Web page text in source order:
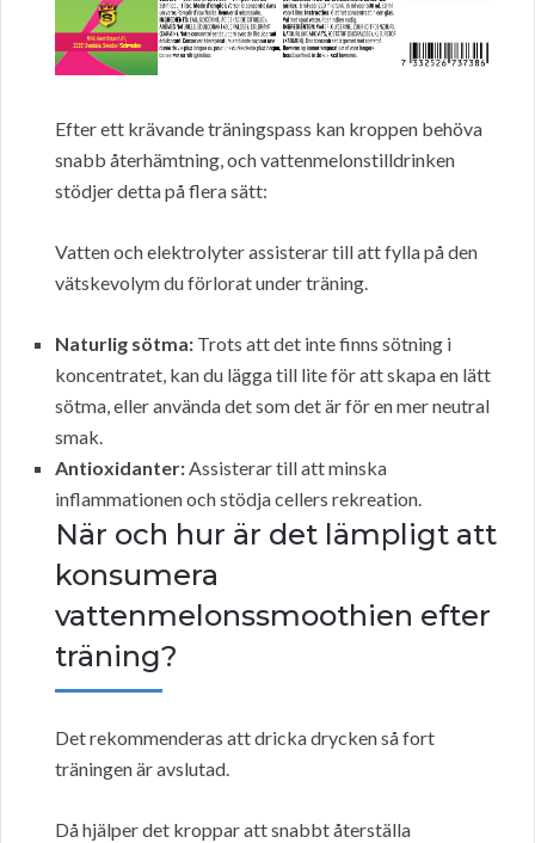
Efter ett krävande träningspass kan kroppen behöva
snabb återhämtning, och vattenmelonstilldrinken
stödjer detta på flera sätt:
Vatten och elektrolyter assisterar till att fylla på den
vätskevolym du förlorat under träning.
Naturlig sötma: Trots att det inte finns sötning i
koncentratet, kan du lägga till lite för att skapa en lätt
sötma, eller använda det som det är för en mer neutral
smak.
Antioxidanter:Assisterar till att minska
inflammationen och stödja cellers rekreation.
När och hur är det lämpligt att
konsumera
vattenmelonssmoothien efter
träning?
Det rekommenderas att dricka drycken så fort
träningen är avslutad.
Då hjälper det kroppar att snabbt återställa